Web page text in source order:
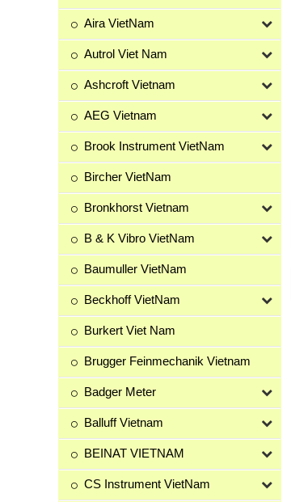
Aira VietNam
Autrol Viet Nam
Ashcroft Vietnam
AEG Vietnam
Brook Instrument VietNam
Bircher VietNam
Bronkhorst Vietnam
B & K Vibro VietNam
Baumuller VietNam
Beckhoff VietNam
Burkert Viet Nam
Brugger Feinmechanik Vietnam
Badger Meter
Balluff Vietnam
BEINAT VIETNAM
CS Instrument VietNam